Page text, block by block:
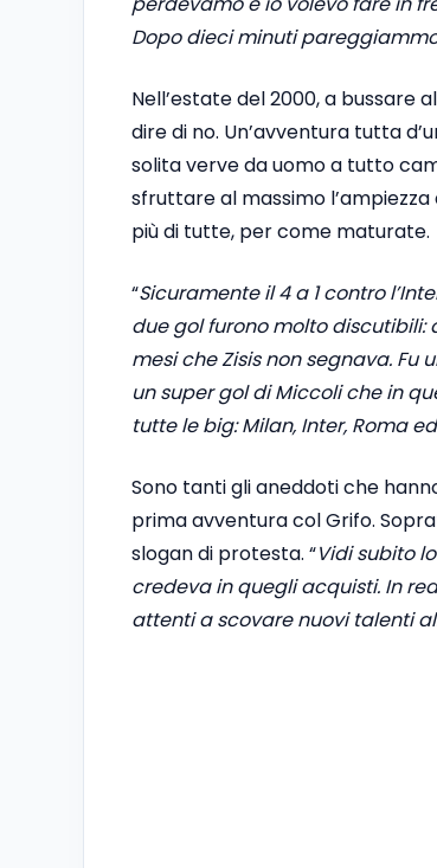
Dopo dieci minuti
Nell’estate del 2000, a bussare
dire di no. Un’avventura tutta
solita verve da uomo a tutto
sfruttare al massimo
più di tutte, per come maturate.
“Sicuramente il 4 a 1 contro
due gol furono molto discutibili:
mesi che Zisis non segnava.
un super gol di Miccoli che in
tutte le big: Milan, Inter, Roma
Sono tanti gli aneddoti che
prima avventura col Grifo.
slogan di protesta. “Vidi subito
credeva in quegli acquisti. In
attenti a scovare nuovi talenti